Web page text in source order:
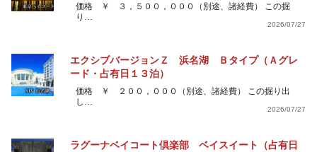
価格 ￥ ３，５００，０００（別途、諸経費） この掘
り…
2026/07/27
エクシブバージョンＺ 浜名湖 Ｂタイプ（Ａグレ
ード・占有日１３泊）
価格 ￥ ２００，０００（別途、諸経費） この掘り出
し…
2026/07/27
ラグーナベイコート倶楽部 ベイスイート（占有日